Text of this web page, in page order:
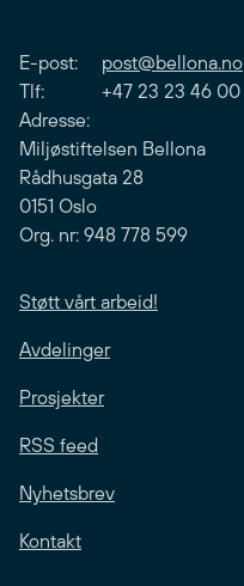
E-post: post@bellona.no
Tlf: +47 23 23 46 00
Adresse:
Miljøstiftelsen Bellona
Rådhusgata 28
0151 Oslo
Org. nr: 948 778 599
Støtt vårt arbeid!
Avdelinger
Prosjekter
RSS feed
Nyhetsbrev
Kontakt